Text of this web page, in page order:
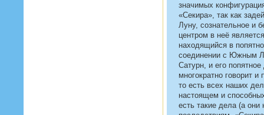
значимых
«Секира», так как
Луну, сознательное и
центром в неё
находящийся в
соединении с Южным
Сатурн, и его
многократно говорит
то есть всех наших
настоящем и
есть такие дела (а они